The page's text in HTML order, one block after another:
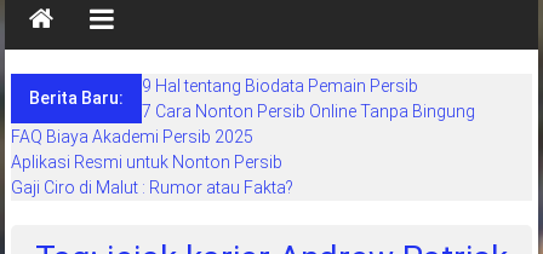
Maung
Persib
situs
berita
khusus
sepakbola
Berita Baru:
9 Hal tentang Biodata Pemain Persib
7 Cara Nonton Persib Online Tanpa Bingung
FAQ Biaya Akademi Persib 2025
Aplikasi Resmi untuk Nonton Persib
Gaji Ciro di Malut : Rumor atau Fakta?